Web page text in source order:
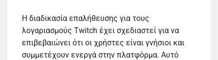
Η διαδικασία επαλήθευσης για τους
λογαριασμούς Twitch έχει σχεδιαστεί για να
επιβεβαιώνει ότι οι χρήστες είναι γνήσιοι και
συμμετέχουν ενεργά στην πλατφόρμα. Αυτό